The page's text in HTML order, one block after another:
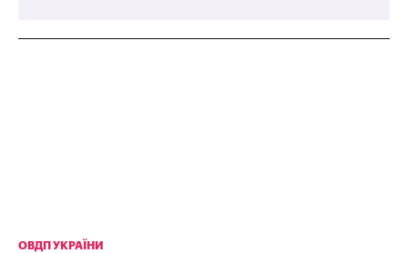
ОВДП УКРАЇНИ